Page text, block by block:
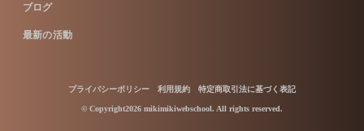
ブログ
最新の活動
© Copyright2026 mikimikiwebschool. All rights reserved.
プライバシーポリシー 利用規約 特定商取引法に基づく表記